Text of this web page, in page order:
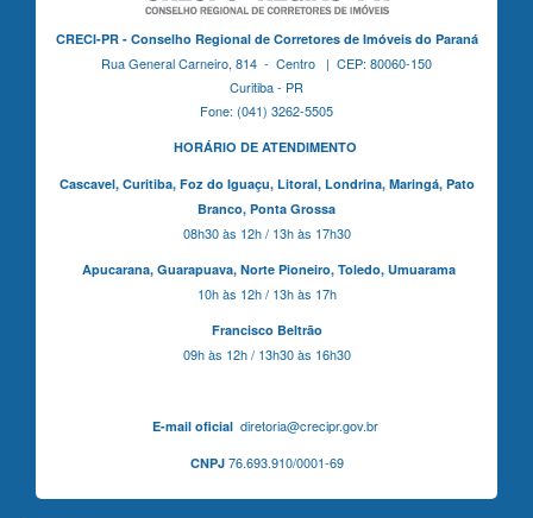
CRECI-PR - Conselho Regional de Corretores de Imóveis do Paraná
Rua General Carneiro, 814 - Centro | CEP: 80060-150
Curitiba - PR
Fone: (041) 3262-5505
HORÁRIO DE ATENDIMENTO
Cascavel, Curitiba,Foz do Iguaçu, Litoral, Londrina, Maringá, Pato
Branco, Ponta Grossa
08h30 às 12h / 13h às 17h30
Apucarana, Guarapuava, Norte Pioneiro, Toledo, Umuarama
10h às 12h / 13h às 17h
Francisco Beltrão
09h às 12h / 13h30 às 16h30
E-mail oficialdiretoria@crecipr.gov.br
CNPJ76.693.910/0001-69